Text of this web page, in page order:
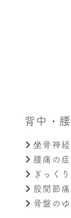
背中・腰
坐骨神
腰痛の
ぎっく
股関節
骨盤の